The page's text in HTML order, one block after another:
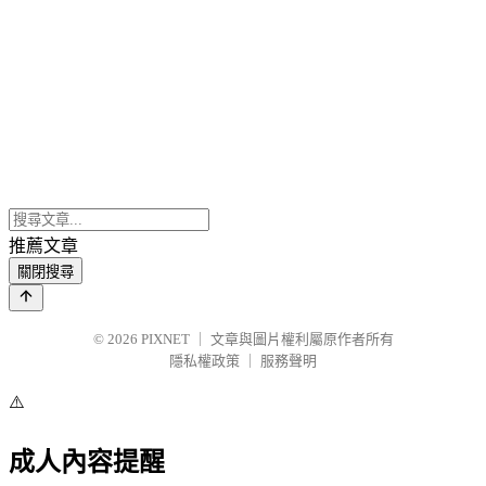
推薦文章
關閉搜尋
© 2026 PIXNET
文章與圖片權利屬原作者所有
隱私權政策
服務聲明
⚠️
成人內容提醒